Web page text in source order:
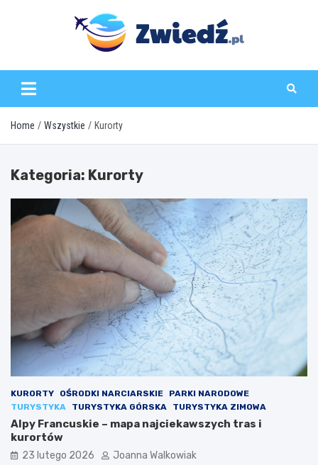
zwiedz.pl
Home Wszystkie Kurorty
Kategoria: Kurorty
KURORTY OŚRODKI NARCIARSKIE
PARKI NARODOWE
TURYSTYKA
TURYSTYKA GÓRSKA TURYSTYKA ZIMOWA
Alpy Francuskie – mapa najciekawszych tras i
kurortów
23 lutego 2026 Joanna Walkowiak